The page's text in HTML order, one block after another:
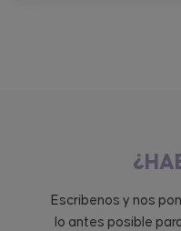
Escríbenos y nos
lo antes posible